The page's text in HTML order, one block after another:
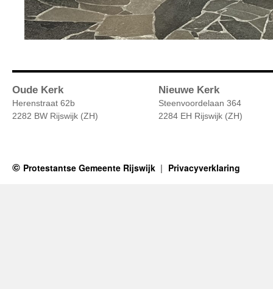
Oude Kerk
Herenstraat 62b
2282 BW Rijswijk (ZH)
Nieuwe Kerk
Steenvoordelaan 364
2284 EH Rijswijk (ZH)
Protestantse Gemeente Rijswijk Privacyverklaring